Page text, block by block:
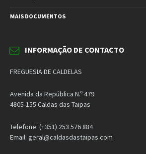
MAIS DOCUMENTOS
INFORMAÇÃO DE CONTACTO
FREGUESIA DE CALDELAS
Avenida da República N.º 479
4805-155 Caldas das Taipas
Telefone: (+351) 253 576 884
Email: geral@caldasdastaipas.com